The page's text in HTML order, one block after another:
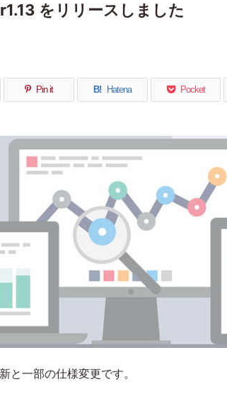
をリリースしました
Pin it B! Hatena Pocket
と一部の仕様変更です。